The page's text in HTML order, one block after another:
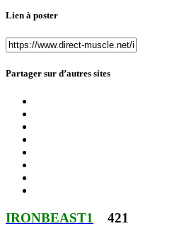
Lien à poster
Partager sur d’autres sites
IRONBEAST1 421